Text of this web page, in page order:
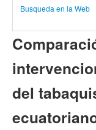
Busqueda en la Web
del